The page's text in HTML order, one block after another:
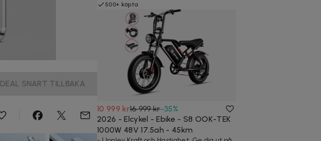
DEAL SNART TILLBAKA
500+ köpta
10 999 kr16 999 kr-35%
2026 - Elcykel - Ebike - S8 OOK-TEK
1000W 48V 17.5ah - 45km